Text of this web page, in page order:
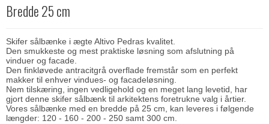
Bredde 25 cm
Skifer sålbænke i ægte Altivo Pedras kvalitet.
Den smukkeste og mest praktiske løsning som afslutning på
vinduer og facade.
Den finkløvede antracitgrå overflade fremstår som en perfekt
makker til enhver vindues- og facadeløsning.
Nem tilskæring, ingen vedligehold og en meget lang levetid, har
gjort denne skifer sålbænk til arkitektens foretrukne valg i årtier.
Vores sålbænke med en bredde på 25 cm, kan leveres i følgende
længder: 120 - 160 - 200 - 250 samt 300 cm.